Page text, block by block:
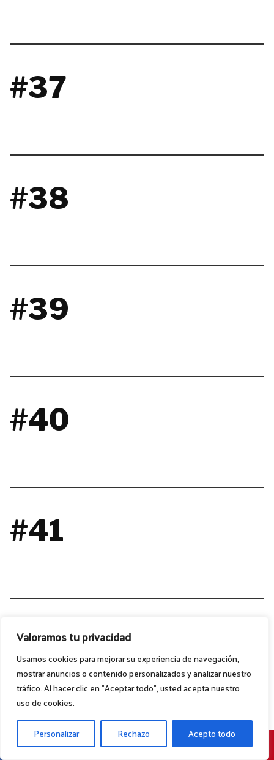
Valoramos tu privacidad
Usamos cookies para mejorar su experiencia de navegación,
mostrar anuncios o contenido personalizados y analizar nuestro
tráfico. Al hacer clic en "Aceptar todo", usted acepta nuestro
uso de cookies.
Personalizar
Rechazo Acepto todo
#37
#38
#39
#40
#41
#42
#43